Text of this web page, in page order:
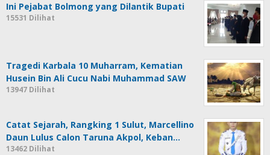
Ini Pejabat Bolmong yang Dilantik Bupati
15531 Dilihat
Tragedi Karbala 10 Muharram, Kematian
Husein Bin Ali Cucu Nabi Muhammad SAW
13947 Dilihat
Catat Sejarah, Rangking 1 Sulut, Marcellino
Daun Lulus Calon Taruna Akpol, Keban…
13462 Dilihat